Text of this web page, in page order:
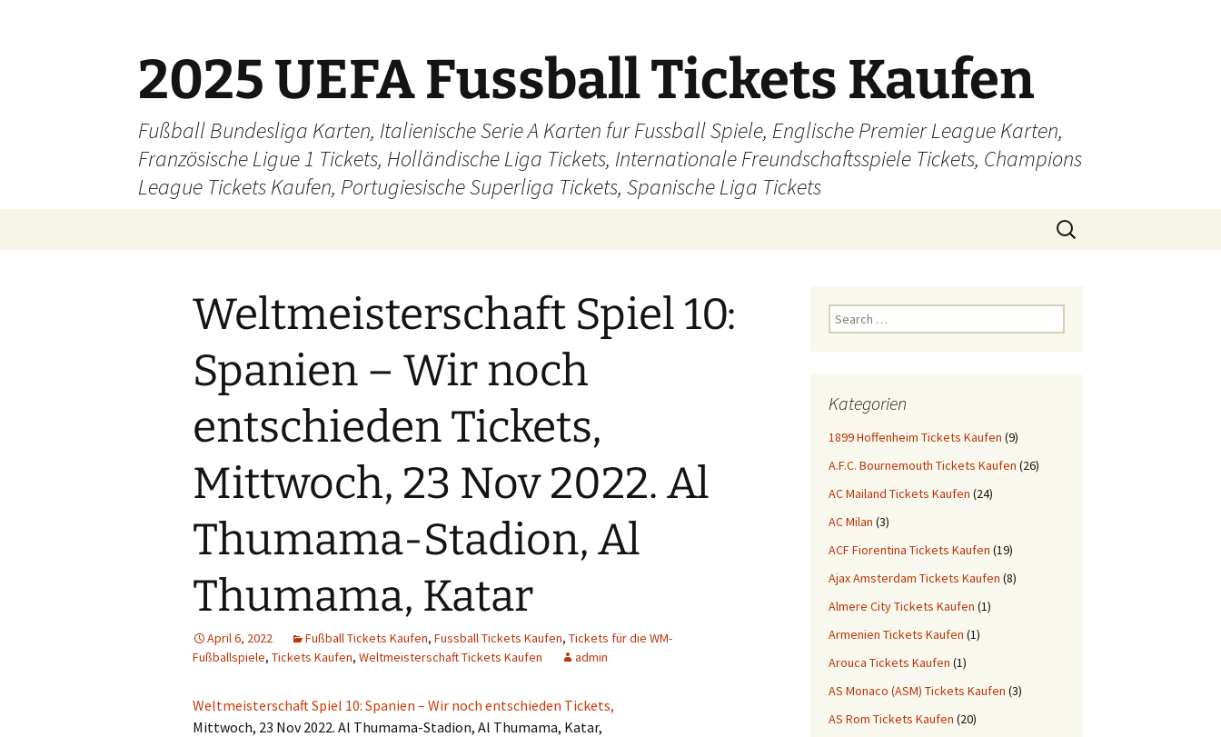
2025 UEFA Fussball Tickets Kaufen
Fußball Bundesliga Karten, Italienische Serie A Karten fur Fussball Spiele, Englische Premier League Karten,
Französische Ligue 1 Tickets, Holländische Liga Tickets, Internationale Freundschaftsspiele Tickets, Champions
League Tickets Kaufen, Portugiesische Superliga Tickets, Spanische Liga Tickets
Search
for:
Weltmeisterschaft Spiel 10:
Spanien – Wir noch
entschieden Tickets,
Mittwoch, 23 Nov 2022. Al
Thumama-Stadion, Al
Thumama, Katar
April 6, 2022 Fußball Tickets Kaufen, Fussball Tickets Kaufen, Tickets für die WM-
Fußballspiele, Tickets Kaufen, Weltmeisterschaft Tickets Kaufen admin
Weltmeisterschaft Spiel 10: Spanien – Wir noch entschieden Tickets,
Mittwoch, 23 Nov 2022. Al Thumama-Stadion, Al Thumama, Katar,
Search
for:
Kategorien
1899 Hoffenheim Tickets Kaufen (9)
A.F.C. Bournemouth Tickets Kaufen (26)
AC Mailand Tickets Kaufen (24)
AC Milan (3)
ACF Fiorentina Tickets Kaufen (19)
Ajax Amsterdam Tickets Kaufen (8)
Almere City Tickets Kaufen (1)
Armenien Tickets Kaufen (1)
Arouca Tickets Kaufen (1)
AS Monaco (ASM) Tickets Kaufen (3)
AS Rom Tickets Kaufen (20)